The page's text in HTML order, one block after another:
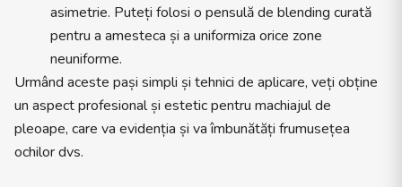
asimetrie. Puteți folosi o pensulă de blending curată
pentru a amesteca și a uniformiza orice zone
neuniforme.
Urmând aceste pași simpli și tehnici de aplicare, veți obține
un aspect profesional și estetic pentru machiajul de
pleoape, care va evidenția și va îmbunătăți frumusețea
ochilor dvs.